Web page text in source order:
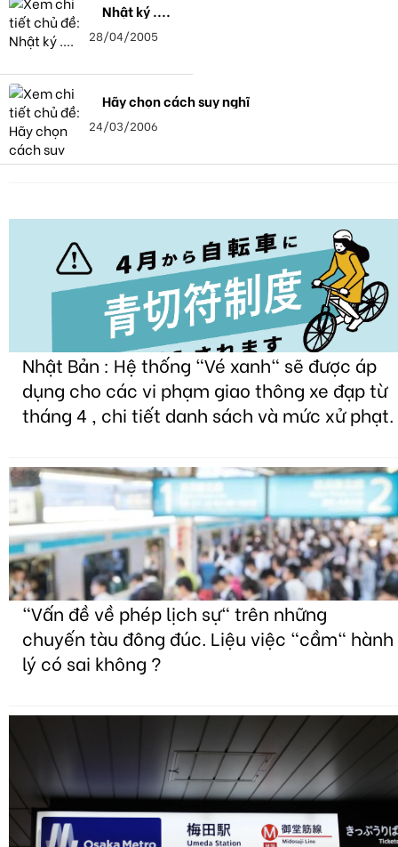
Nhật ký ....
28/04/2005
Hãy chọn cách suy nghĩ
24/03/2006
Nhật Bản : Hệ thống "Vé xanh" sẽ được áp
dụng cho các vi phạm giao thông xe đạp từ
tháng 4 , chi tiết danh sách và mức xử phạt.
"Vấn đề về phép lịch sự" trên những
chuyến tàu đông đúc. Liệu việc "cầm" hành
lý có sai không ?